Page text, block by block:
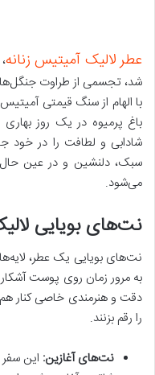
عطر لالیک آمیتیس زنانه
شد، تجسمی از طراوت
با الهام از سنگ قیمتی
باغ پرمیوه در یک روز بهاری
شادابی و لطافت را در خود
سبک، دلنشین و در عین
می‌شود.
نت‌های بویایی
نت‌های بویایی یک عطر،
به مرور زمان روی پوست
دقت و هنرمندی خاصی کنار
را رقم بزنند.
نت‌های آغازین: این سفر